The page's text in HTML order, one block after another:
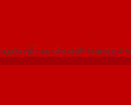
gỗ cao cấp chất lượng giá